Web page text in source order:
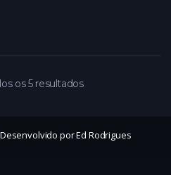
os 5 resultados
por Ed Rodrigues